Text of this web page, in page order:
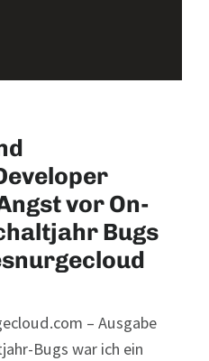
vor On-
Bugs
– Ausgabe
Bugs war ich ein